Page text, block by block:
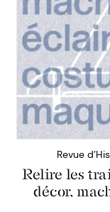
Revue
Relire les
décor,